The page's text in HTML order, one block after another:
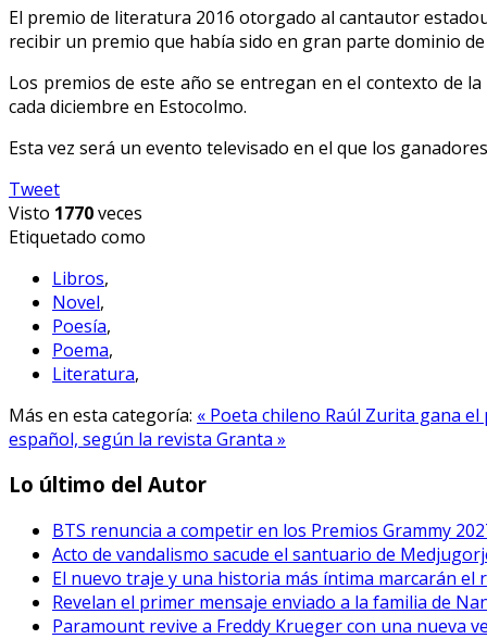
El premio de literatura 2016 otorgado al cantautor
recibir un premio que había sido en gran parte dominio
Los premios de este año se entregan en el contexto de
cada diciembre en Estocolmo.
Esta vez será un evento televisado en el que los
Tweet
Visto 1770veces
Etiquetado como
Libros,
Novel,
Poesía,
Poema,
Literatura,
Más en esta categoría: « Poeta chileno Raúl Zurita gana
español, según la revista Granta »
Lo último del Autor
BTS renuncia a competir en los Premios Grammy
Acto de vandalismo sacude el santuario de
El nuevo traje y una historia más íntima marcarán el
Revelan el primer mensaje enviado a la familia de
Paramount revive a Freddy Krueger con una nueva